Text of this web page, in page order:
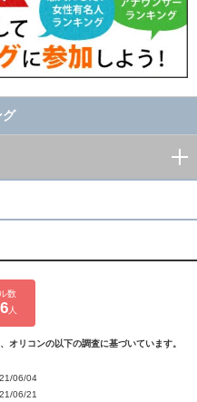
グ
数
人
オリコンの以下の調査に基づいています。
06/04
06/21